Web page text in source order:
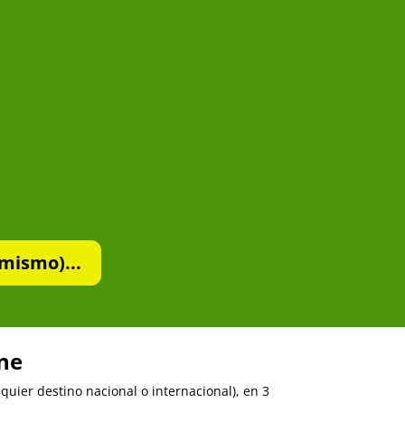
destino nacional o internacional), en 3